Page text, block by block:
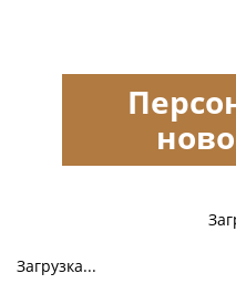
Загрузка...